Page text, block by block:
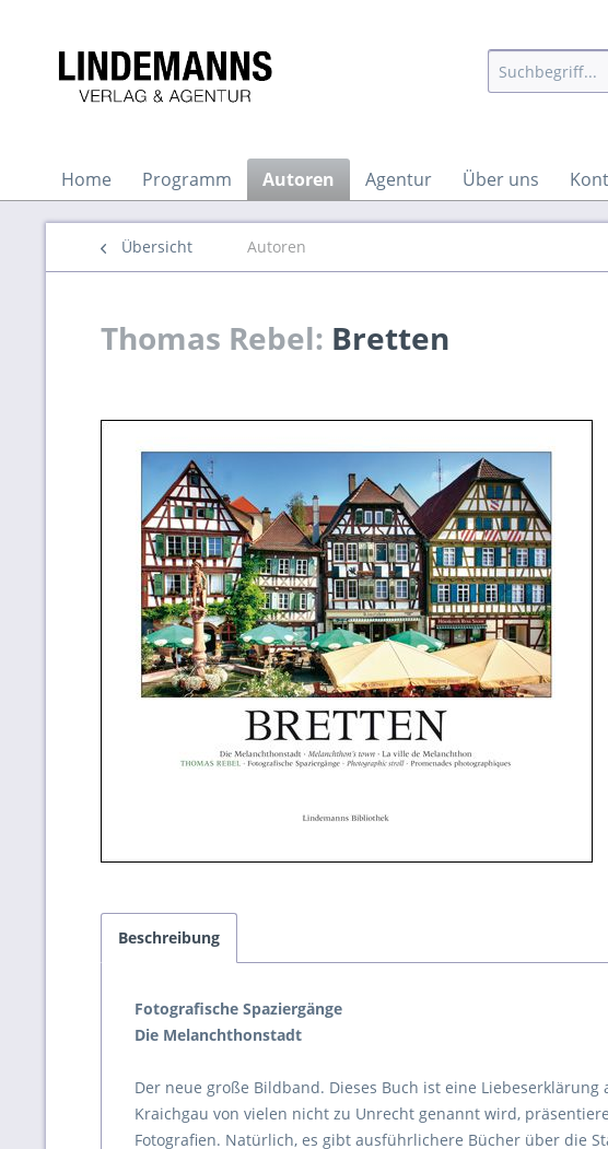
Home Programm Autoren Agentur Über uns
Übersicht Autoren
Thomas Rebel: Bretten
Beschreibung
Fotografische Spaziergänge
Die Melanchthonstadt
Der neue große Bildband. Dieses Buch ist eine
Kraichgau von vielen nicht zu Unrecht genannt wird,
Fotografien. Natürlich, es gibt ausführlichere Bücher über die